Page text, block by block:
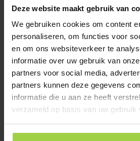
Deze website maakt gebruik van
We gebruiken cookies om content
personaliseren, om functies voor
en om ons websiteverkeer te
informatie over uw gebruik van
partners voor social media,
partners kunnen deze gegevens
informatie die u aan ze heeft
verzameld op basis van uw gebruik